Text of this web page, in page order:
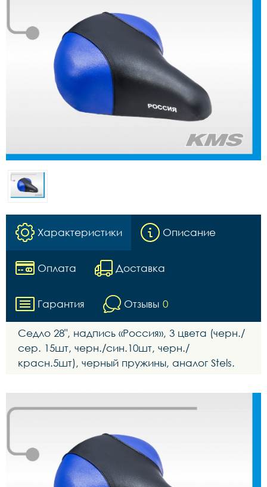
Характеристики Описание
Оплата Доставка
Гарантия Отзывы 0
Седло 28", надпись «Россия», 3 цвета (черн./
сер. 15шт, черн./син.10шт, черн./
красн.5шт), черный пружины, аналог Stels.